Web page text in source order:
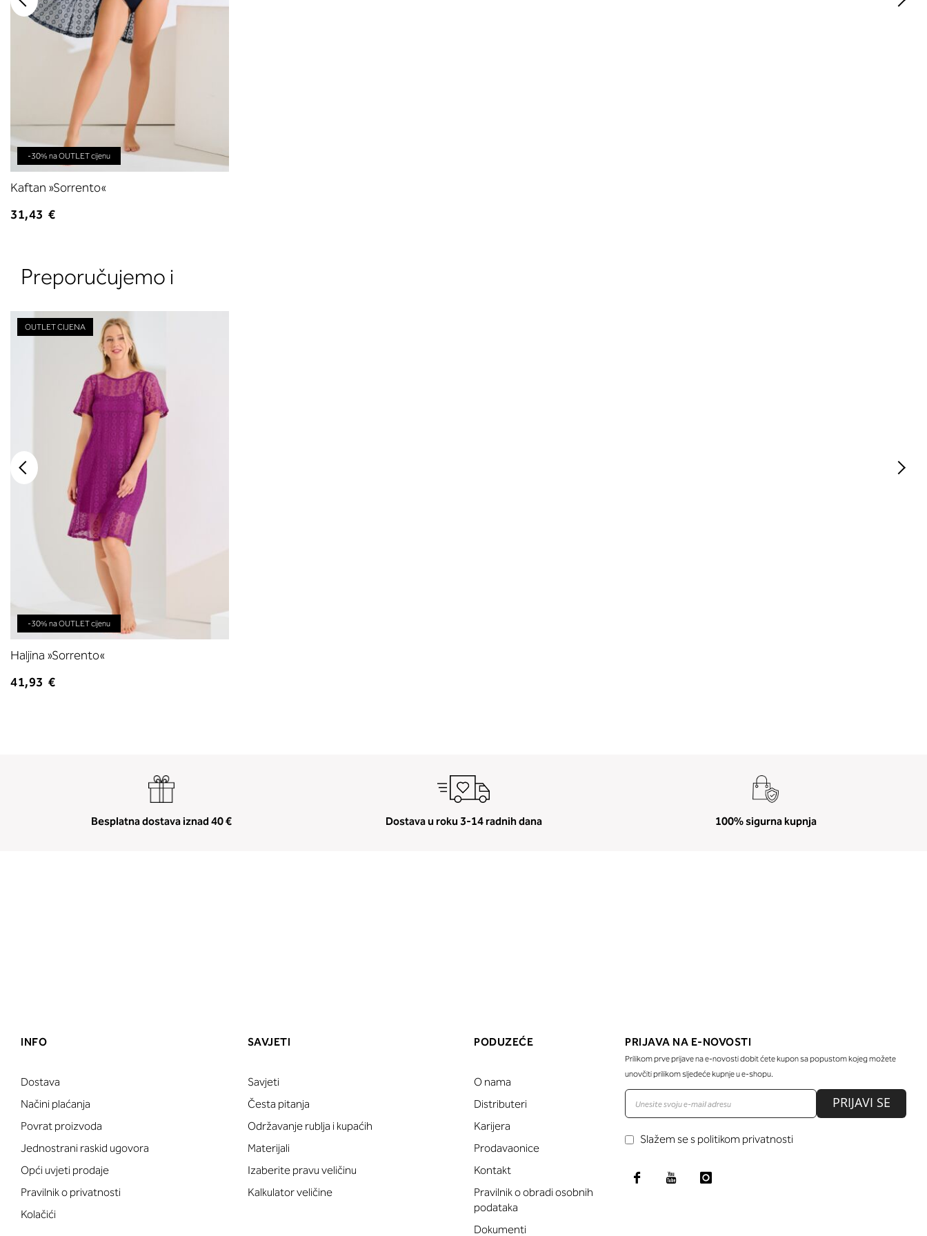
-30% na OUTLET cijenu
Kaftan »Sorrento«
31,43 €
Preporučujemo i
-30% na OUTLET cijenu
OUTLET CIJENA
Haljina »Sorrento«
41,93 €
Besplatna dostava iznad 40 € Dostava u roku 3-14 radnih dana 100% sigurna kupnja
INFO
Dostava
Načini plaćanja
Povrat proizvoda
Jednostrani raskid ugovora
Opći uvjeti prodaje
Pravilnik o privatnosti
Kolačići
SAVJETI
Savjeti
Česta pitanja
Održavanje rublja i kupaćih
Materijali
Izaberite pravu veličinu
Kalkulator veličine
PODUZEĆE
O nama
Distributeri
Karijera
Prodavaonice
Kontakt
Pravilnik o obradi osobnih
podataka
Dokumenti
PRIJAVA NA E-NOVOSTI
Prilikom prve prijave na e-novosti dobit ćete kupon sa popustom kojeg možete
unovčiti prilikom sljedeće kupnje u e-shopu.
PRIJAVI SE
Slažem se s politikom privatnosti